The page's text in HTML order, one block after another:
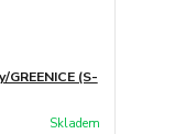
(S-
Skladem